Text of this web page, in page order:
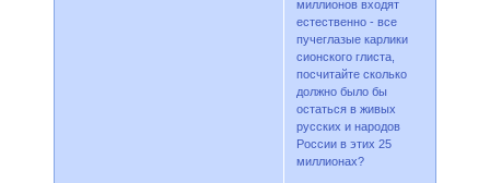
миллионов входят
естественно - все
пучеглазые карлики
сионского глиста,
посчитайте сколько
должно было бы
остаться в живых
русских и народов
России в этих 25
миллионах?